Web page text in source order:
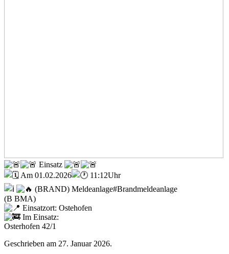
Einsatz
Am 01.02.2026
11:12Uhr
(BRAND) Meldeanlage#Brandmeldeanlage
(B BMA)
Einsatzort: Ostehofen
Im Einsatz:
Osterhofen 42/1
Geschrieben am 27. Januar 2026.